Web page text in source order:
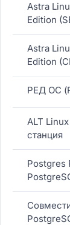
Astra
Edition
Astra
Edition
РЕД ОС
ALT
станция
Postgres